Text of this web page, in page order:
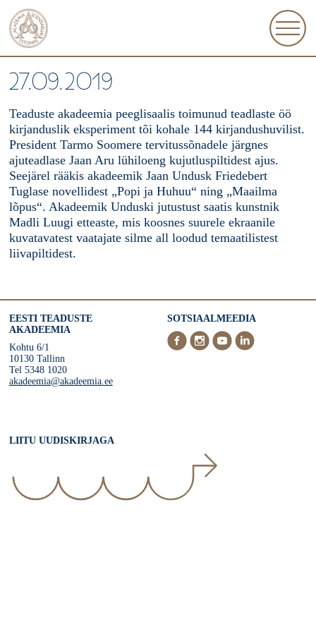
27.09.2019
Teaduste akadeemia peeglisaalis toimunud teadlaste öö
kirjanduslik eksperiment tõi kohale 144 kirjandushuvilist.
President Tarmo Soomere tervitussõnadele järgnes
ajuteadlase Jaan Aru lühiloeng kujutluspiltidest ajus.
Seejärel rääkis akadeemik Jaan Undusk Friedebert
Tuglase novellidest „Popi ja Huhuu“ ning „Maailma
lõpus“. Akadeemik Unduski jutustust saatis kunstnik
Madli Luugi etteaste, mis koosnes suurele ekraanile
kuvatavatest vaatajate silme all loodud temaatilistest
liivapiltidest.
EESTI TEADUSTE
AKADEEMIA
Kohtu 6/1
10130 Tallinn
Tel 5348 1020
akadeemia@akadeemia.ee
SOTSIAALMEEDIA
LIITU UUDISKIRJAGA